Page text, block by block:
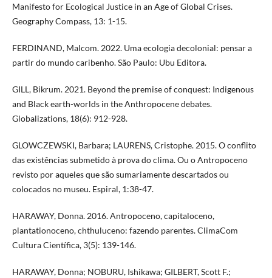
Manifesto for Ecological Justice in an Age of Global Crises.
Geography Compass, 13: 1-15.
FERDINAND, Malcom. 2022. Uma ecologia decolonial: pensar a
partir do mundo caribenho. São Paulo: Ubu Editora.
GILL, Bikrum. 2021. Beyond the premise of conquest: Indigenous
and Black earth-worlds in the Anthropocene debates.
Globalizations, 18(6): 912-928.
GLOWCZEWSKI, Barbara; LAURENS, Cristophe. 2015. O conflito
das existências submetido à prova do clima. Ou o Antropoceno
revisto por aqueles que são sumariamente descartados ou
colocados no museu. Espiral, 1:38-47.
HARAWAY, Donna. 2016. Antropoceno, capitaloceno,
plantationoceno, chthuluceno: fazendo parentes. ClimaCom
Cultura Científica, 3(5): 139-146.
HARAWAY, Donna; NOBURU, Ishikawa; GILBERT, Scott F.;